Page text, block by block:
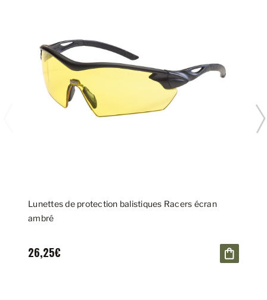
Lunettes de protection balistiques Racers écran
ambré
26,25€